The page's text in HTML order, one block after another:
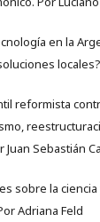
en la
reformista
Juan Sebastián
sobre la
Adriana Feld